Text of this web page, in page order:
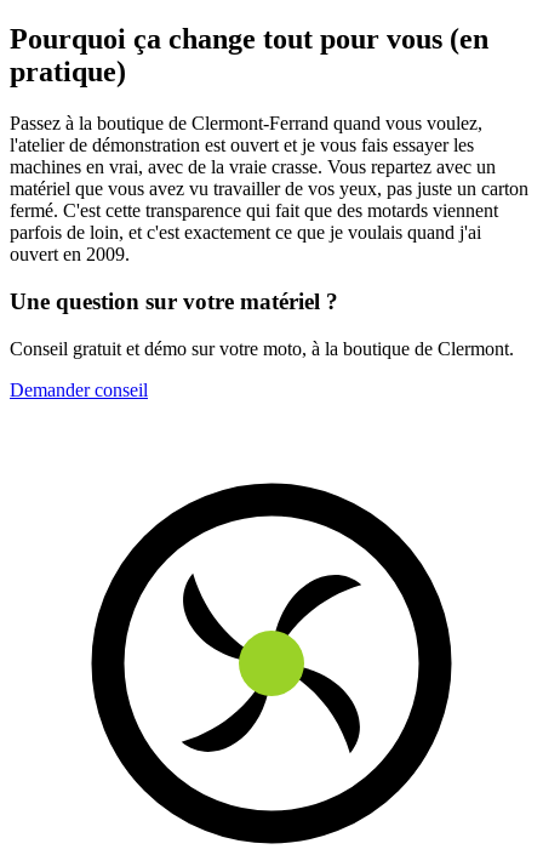
Pourquoi ça change tout pour vous (en
pratique)
Passez à la boutique de Clermont-Ferrand quand vous voulez,
l'atelier de démonstration est ouvert et je vous fais essayer les
machines en vrai, avec de la vraie crasse. Vous repartez avec un
matériel que vous avez vu travailler de vos yeux, pas juste un carton
fermé. C'est cette transparence qui fait que des motards viennent
parfois de loin, et c'est exactement ce que je voulais quand j'ai
ouvert en 2009.
Une question sur votre matériel ?
Conseil gratuit et démo sur votre moto, à la boutique de Clermont.
Demander conseil